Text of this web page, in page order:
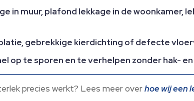
in muur, plafond lekkage in de woonkamer,
gebrekkige kierdichting of defecte
op te sporen en te verhelpen zonder hak-
precies werkt? Lees meer overhoe wij een